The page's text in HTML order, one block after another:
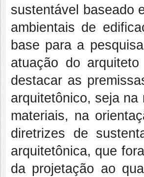
sustentável baseado
ambientais de
base para a
atuação do
destacar as
arquitetônico, seja
materiais, na
diretrizes de
arquitetônica, que
da projetação ao